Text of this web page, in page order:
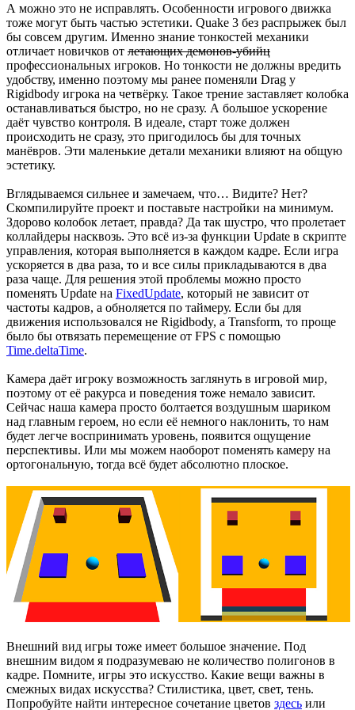
А можно это не исправлять. Особенности игрового движка
тоже могут быть частью эстетики. Quake 3 без распрыжек был
бы совсем другим. Именно знание тонкостей механики
отличает новичков от летающих демонов-убийц
профессиональных игроков. Но тонкости не должны вредить
удобству, именно поэтому мы ранее поменяли Drag у
Rigidbody игрока на четвёрку. Такое трение заставляет колобка
останавливаться быстро, но не сразу. А большое ускорение
даёт чувство контроля. В идеале, старт тоже должен
происходить не сразу, это пригодилось бы для точных
манёвров. Эти маленькие детали механики влияют на общую
эстетику.
Вглядываемся сильнее и замечаем, что… Видите? Нет?
Скомпилируйте проект и поставьте настройки на минимум.
Здорово колобок летает, правда? Да так шустро, что пролетает
коллайдеры насквозь. Это всё из-за функции Update в скрипте
управления, которая выполняется в каждом кадре. Если игра
ускоряется в два раза, то и все силы прикладываются в два
раза чаще. Для решения этой проблемы можно просто
поменять Update на FixedUpdate, который не зависит от
частоты кадров, а обноляется по таймеру. Если бы для
движения использовался не Rigidbody, а Transform, то проще
было бы отвязать перемещение от FPS с помощью
Time.deltaTime.
Камера даёт игроку возможность заглянуть в игровой мир,
поэтому от её ракурса и поведения тоже немало зависит.
Сейчас наша камера просто болтается воздушным шариком
над главным героем, но если её немного наклонить, то нам
будет легче воспринимать уровень, появится ощущение
перспективы. Или мы можем наоборот поменять камеру на
ортогональную, тогда всё будет абсолютно плоское.
Внешний вид игры тоже имеет большое значение. Под
внешним видом я подразумеваю не количество полигонов в
кадре. Помните, игры это искусство. Какие вещи важны в
смежных видах искусства? Стилистика, цвет, свет, тень.
Попробуйте найти интересное сочетание цветов здесь или